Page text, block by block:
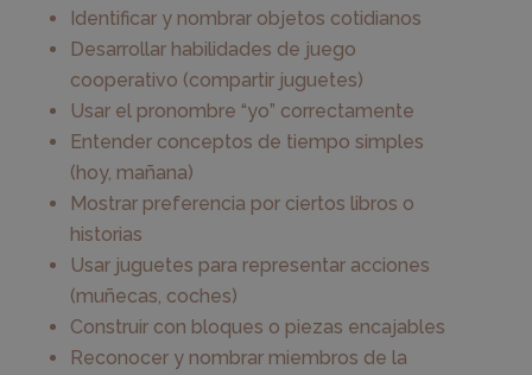
Identificar y nombrar objetos cotidianos
Desarrollar habilidades de juego
cooperativo (compartir juguetes)
Usar el pronombre “yo” correctamente
Entender conceptos de tiempo simples
(hoy, mañana)
Mostrar preferencia por ciertos libros o
historias
Usar juguetes para representar acciones
(muñecas, coches)
Construir con bloques o piezas encajables
Reconocer y nombrar miembros de la